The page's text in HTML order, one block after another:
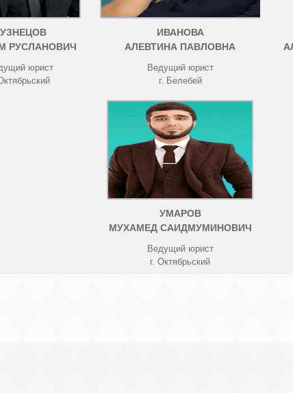
РУСЛАНОВИЧ
юрист
ИВАНОВА
АЛЕВТИНА ПАВЛОВНА
Ведущий юрист
г. Белебей
УМАРОВ
МУХАМЕД САИДМУМИНОВИЧ
Ведущий юрист
г. Октябрьский